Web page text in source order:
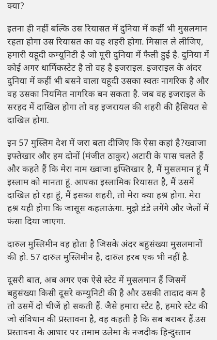
क्या?
इतना ही नहीं बल्कि उस रियासत में दुनिया में कहीं भी मुसलमान
रहता होगा उस रियासत का वह शहरी होगा. मिसाल ले लीजिए,
हमारी यहूदी कम्यूनिटी है जो पूरी दुनिया में फैली हुई है. दुनिया में
कोई अगर धार्मिकस्टेट है तो वह है इजराइल. इजराइल के अंदर
दुनिया में कहीं भी बसने वाला यहूदी उसका स्वतः नागरिक है और
वह उसका नियमित नागरिक बन सकता है. जब वह इजराइल के
सरहद में दाखिल होगा तो वह इजरायल की शहरी की हैसियत से
दाखिल होगा.
इन 57 मुस्लिम देश में जरा बता दीजिए कि ऐसा कहां है?ख्वाजा
इफ्तेखार और हम दोनों (मंजीत ठाकुर) अटारी के पास चलते हैं
और कहते हैं कि मेरा नाम ख्वाजा इफ्तिखार है, मैं मुसलमान हूं मैं
इस्लाम को मानता हूं. आपका इस्लामिक रियासत है, मैं उसमें
दाखिल हो रहा हूं, मैं इसका शहरी, तो मेरा क्या हश्र होगा. मेरा
हश्र यही होगा कि जासूस कहलाऊंगा. मुझे डंडे लगेंगे और जेलों में
फंसा दिया जाएगा.
दारुल मुस्लिमीन वह होता है जिसके अंदर बहुसंख्या मुसलमानों
की हो. 57 दारुल मुस्लिमीन है, दारुल हरब एक भी नहीं है.
दूसरी बात, अब अगर एक ऐसे स्टेट में मुसलमान हैं जिसमें
बहुसंख्या किसी दूसरे कम्युनिटी की है और उसकी तादाद कम है
तो उसमें दो चीजें हो सकती हैं. जैसे हमारा स्टेट है, हमारे स्टेट की
जो संविधान की प्रस्तावना है, वह कहती है कि सब बराबर हैं.उस
प्रस्तावना के आधार पर तमाम उलेमा के नजदीक हिन्दुस्तान